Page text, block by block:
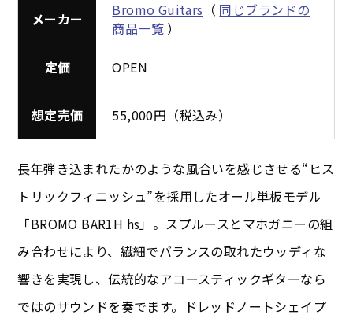
メーカー Bromo Guitars （ 同じブランドの
商品一覧 ）
定価 OPEN
想定売価 55,000円（税込み）
長年弾き込まれたかのような風合いを感じさせる“ヒス
トリックフィニッシュ”を採用したオール単板モデル
「BROMO BAR1H hs」。スプルースとマホガニーの組
み合わせにより、繊細でバランスの取れたウッディな
響きを実現し、伝統的なアコースティックギターなら
ではのサウンドを奏でます。ドレッドノートシェイプ